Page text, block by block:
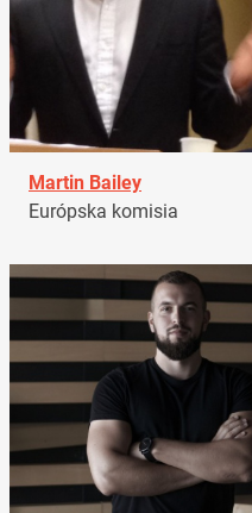
Martin Bailey
Európska komisia